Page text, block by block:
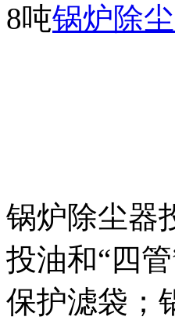
8吨锅炉除
锅炉除尘器
投油和“四
保护滤袋；